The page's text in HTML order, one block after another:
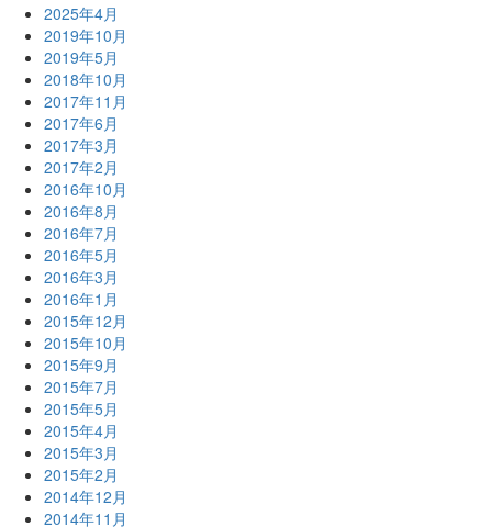
2025年4月
2019年10月
2019年5月
2018年10月
2017年11月
2017年6月
2017年3月
2017年2月
2016年10月
2016年8月
2016年7月
2016年5月
2016年3月
2016年1月
2015年12月
2015年10月
2015年9月
2015年7月
2015年5月
2015年4月
2015年3月
2015年2月
2014年12月
2014年11月